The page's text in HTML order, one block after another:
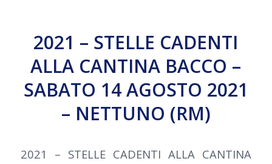
2021 – STELLE CADENTI
ALLA CANTINA BACCO –
SABATO 14 AGOSTO 2021
– NETTUNO (RM)
2021 – STELLE CADENTI ALLA CANTINA